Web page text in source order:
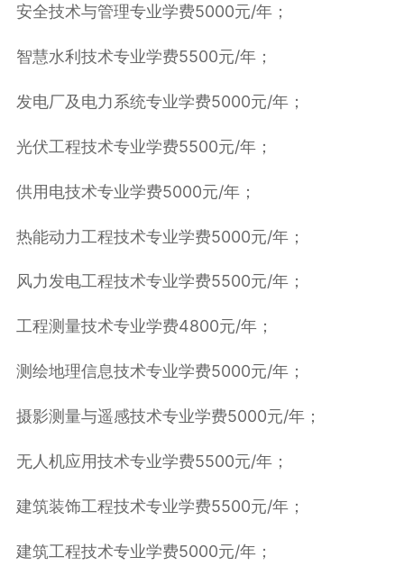
安全技术与管理专业学费5000元/年；
智慧水利技术专业学费5500元/年；
发电厂及电力系统专业学费5000元/年；
光伏工程技术专业学费5500元/年；
供用电技术专业学费5000元/年；
热能动力工程技术专业学费5000元/年；
风力发电工程技术专业学费5500元/年；
工程测量技术专业学费4800元/年；
测绘地理信息技术专业学费5000元/年；
摄影测量与遥感技术专业学费5000元/年；
无人机应用技术专业学费5500元/年；
建筑装饰工程技术专业学费5500元/年；
建筑工程技术专业学费5000元/年；